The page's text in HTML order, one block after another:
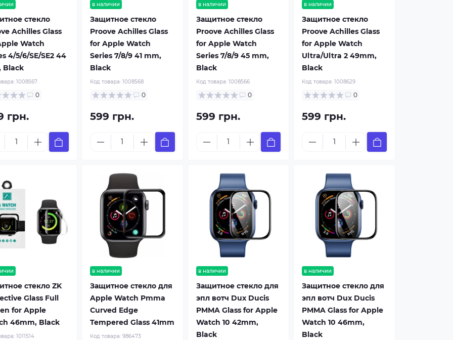
стекло
Achilles Glass
Watch
4/5/6/SE/SE2 44
Black
1008567
0
грн.
в наличии
Защитное стекло
Proove Achilles Glass
for Apple Watch
Series 7/8/9 41 mm,
Black
Код товара: 1008568
0
599 грн.
в наличии
Защитное стекло
Proove Achilles Glass
for Apple Watch
Series 7/8/9 45 mm,
Black
Код товара: 1008566
0
599 грн.
в наличии
Защитное стекло
Proove Achilles Glass
for Apple Watch
Ultra/Ultra 2 49mm,
Black
Код товара:1008629
0
599 грн.
стекло ZK
Glass Full
for Apple
46mm, Black
1011514
в наличии
Защитное стекло для
Apple Watch Pmma
Curved Edge
Tempered Glass 41mm
Код товара: 986473
в наличии
Защитное стекло для
эпл вотч Dux Ducis
PMMA Glass for Apple
Watch 10 42mm,
Black
в наличии
Защитное стекло для
эпл вотч Dux Ducis
PMMA Glass for Apple
Watch 10 46mm,
Black